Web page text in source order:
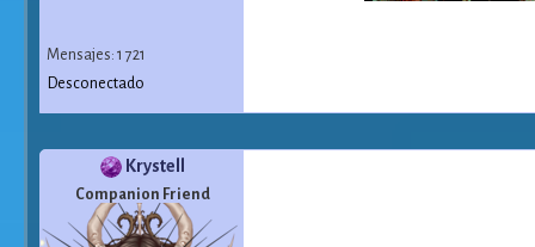
Mensajes: 1 721
Desconectado
Krystell
Companion Friend